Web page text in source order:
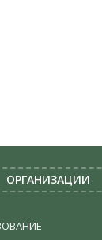
ОРГАНИЗАЦИИ